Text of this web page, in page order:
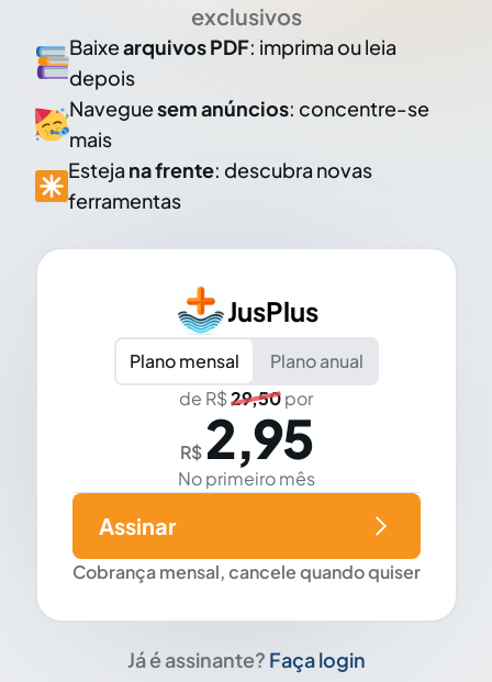
exclusivos
Baixearquivos PDF: imprima ou leia
depois
Naveguesem anúncios: concentre-se
mais
Esteja na frente: descubra novas
ferramentas
JusPlus
Plano mensal
Plano anual
de R$29,50por
R$ 2,95
No primeiro mês
Cobrança mensal, cancele quando quiser
Assinar
Já é assinante? Faça login